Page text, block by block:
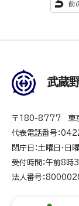
前
武蔵
〒180-8777 東
代表電話番号：
閉庁日：土曜日・日
受付時間：午前8
法人番号：